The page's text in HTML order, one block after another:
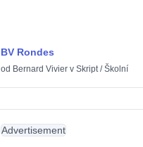
BV Rondes
od Bernard Vivier v Skript/Školní
Advertisement